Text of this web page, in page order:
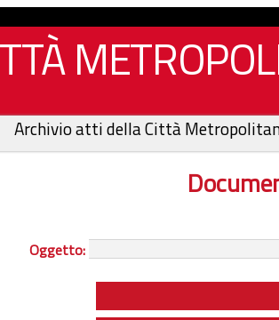
Archivio atti della Città
Oggetto: